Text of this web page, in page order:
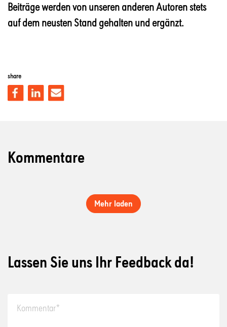
Beiträge werden von unseren anderen Autoren stets
auf dem neusten Stand gehalten und ergänzt.
share
Kommentare
Mehr laden
Lassen Sie uns Ihr Feedback da!